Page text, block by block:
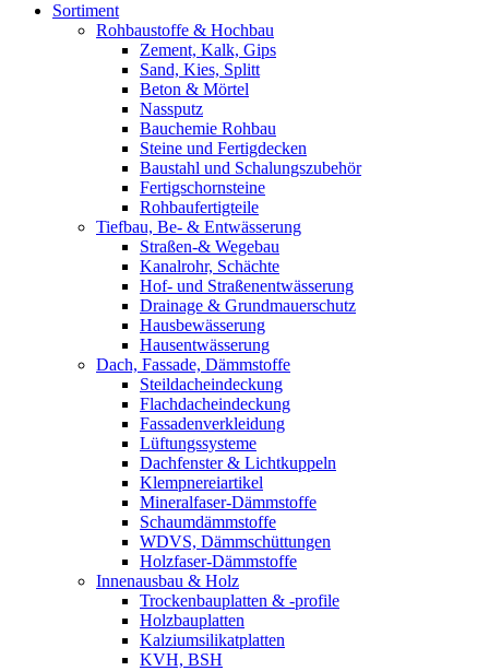
Sortiment
Rohbaustoffe & Hochbau
Zement, Kalk, Gips
Sand, Kies, Splitt
Beton & Mörtel
Nassputz
Bauchemie Rohbau
Steine und Fertigdecken
Baustahl und Schalungszubehör
Fertigschornsteine
Rohbaufertigteile
Tiefbau, Be- & Entwässerung
Straßen-& Wegebau
Kanalrohr, Schächte
Hof- und Straßenentwässerung
Drainage & Grundmauerschutz
Hausbewässerung
Hausentwässerung
Dach, Fassade, Dämmstoffe
Steildacheindeckung
Flachdacheindeckung
Fassadenverkleidung
Lüftungssysteme
Dachfenster & Lichtkuppeln
Klempnereiartikel
Mineralfaser-Dämmstoffe
Schaumdämmstoffe
WDVS, Dämmschüttungen
Holzfaser-Dämmstoffe
Innenausbau & Holz
Trockenbauplatten & -profile
Holzbauplatten
Kalziumsilikatplatten
KVH, BSH